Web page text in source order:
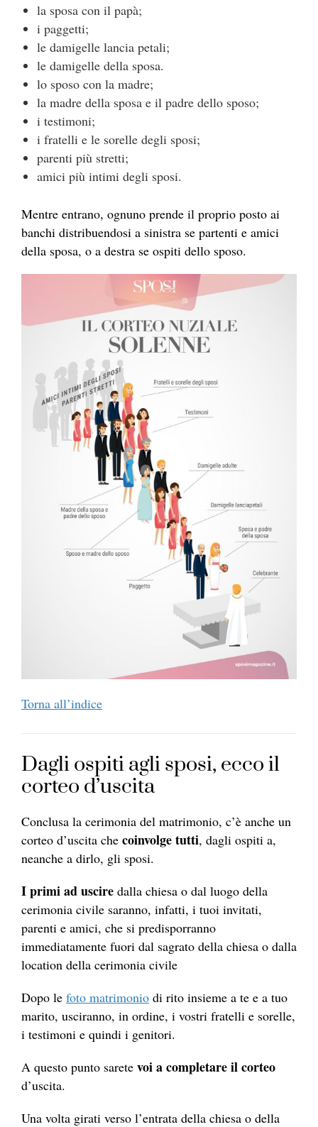
la sposa con il papà;
i paggetti;
le damigelle lancia petali;
le damigelle della sposa.
lo sposo con la madre;
la madre della sposa e il padre dello sposo;
i testimoni;
i fratelli e le sorelle degli sposi;
parenti più stretti;
amici più intimi degli sposi.
Mentre entrano, ognuno prende il proprio posto ai
banchi distribuendosi a sinistra se partenti e amici
della sposa, o a destra se ospiti dello sposo.
Torna all’indice
Dagli ospiti agli sposi, ecco il
corteo d’uscita
Conclusa la cerimonia del matrimonio, c’è anche un
corteo d’uscita che coinvolge tutti, dagli ospiti a,
neanche a dirlo, gli sposi.
I primi ad uscire dalla chiesa o dal luogo della
cerimonia civile saranno, infatti, i tuoi invitati,
parenti e amici, che si predisporranno
immediatamente fuori dal sagrato della chiesa o dalla
location della cerimonia civile
Dopo le foto matrimonio di rito insieme a te e a tuo
marito, usciranno, in ordine, i vostri fratelli e sorelle,
i testimoni e quindi i genitori.
A questo punto sarete voi a completare il corteo
d’uscita.
Una volta girati verso l’entrata della chiesa o della